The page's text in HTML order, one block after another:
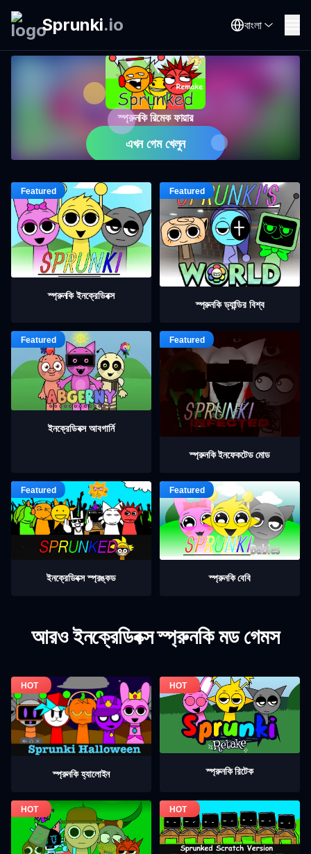
Sprunki.io বাংলা
স্প্রুনকি রিমেক ফায়ার
এখন গেম খেলুন
স্প্রুনকি ইনক্রেডিবক্স
স্প্রুনকি ড্যান্ডির বিশ্ব
ইনক্রেডিবক্স আবগার্নি
স্প্রুনকি ইনফেকটেড মোড
ইনক্রেডিবক্স স্প্রঙ্কড স্প্রুনকি বেবি
আরও ইনক্রেডিবক্স স্প্রুনকি মড গেমস
স্প্রুনকি হ্যালোইন স্প্রুনকি রিটেক